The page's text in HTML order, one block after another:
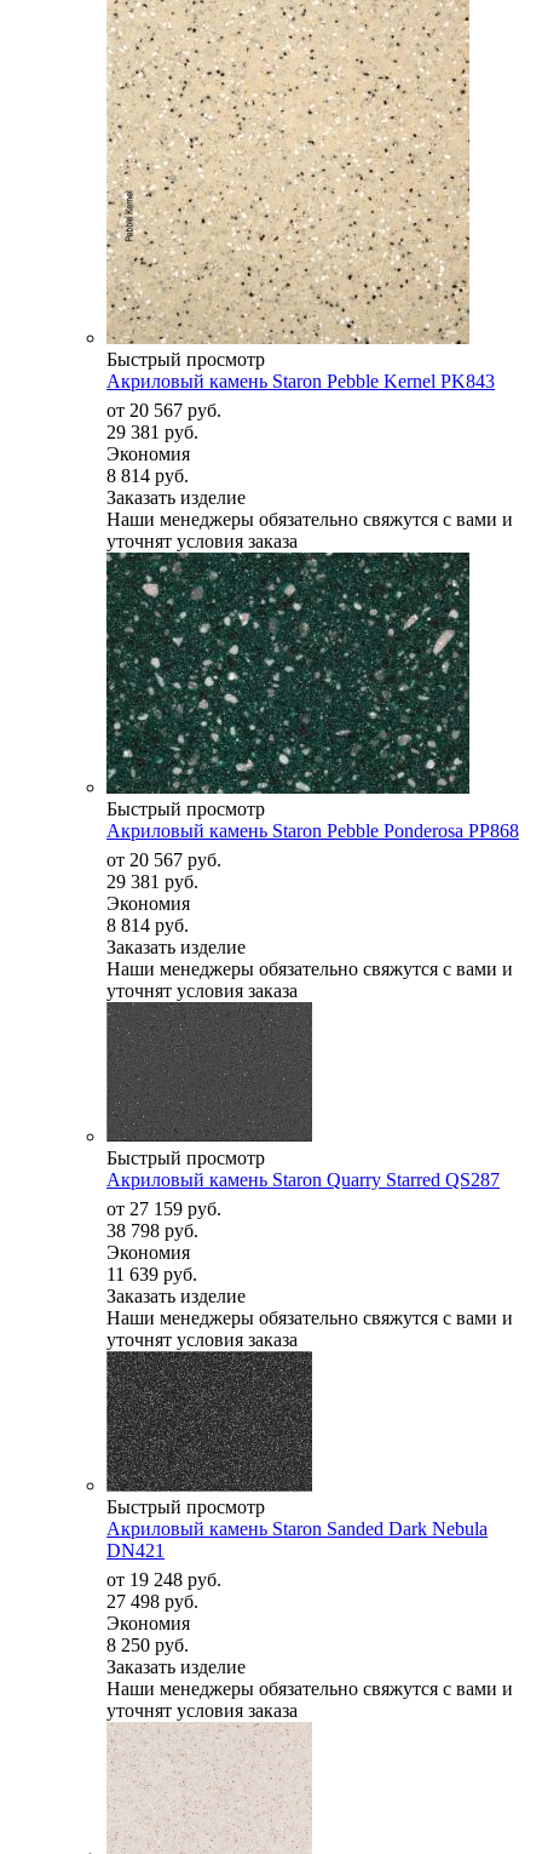
Быстрый просмотр
Акриловый камень Staron Pebble Kernel PK843
от 20 567 руб.
29 381 руб.
Экономия
8 814 руб.
Заказать изделие
Наши менеджеры обязательно свяжутся с вами и
уточнят условия заказа
Быстрый просмотр
Акриловый камень Staron Pebble Ponderosa PP868
от 20 567 руб.
29 381 руб.
Экономия
8 814 руб.
Заказать изделие
Наши менеджеры обязательно свяжутся с вами и
уточнят условия заказа
Быстрый просмотр
Акриловый камень Staron Quarry Starred QS287
от 27 159 руб.
38 798 руб.
Экономия
11 639 руб.
Заказать изделие
Наши менеджеры обязательно свяжутся с вами и
уточнят условия заказа
Быстрый просмотр
Акриловый камень Staron Sanded Dark Nebula
DN421
от 19 248 руб.
27 498 руб.
Экономия
8 250 руб.
Заказать изделие
Наши менеджеры обязательно свяжутся с вами и
уточнят условия заказа